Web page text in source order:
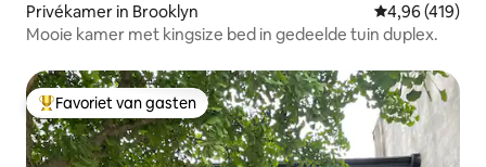
Privékamer in Brooklyn Gemiddelde
4,96 (419)
Mooie kamer met kingsize bed in gedeelde tuin duplex.
Topfavoriet van gasten
Favoriet van gasten